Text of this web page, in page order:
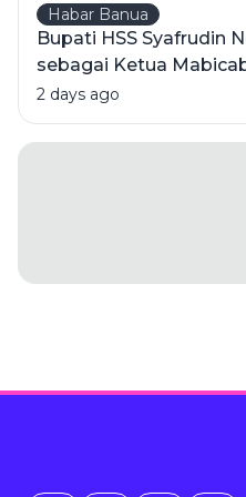
Habar Banua
Bupati HSS Syafrudin
sebagai Ketua
Pengurus 2025-2030
2 days ago